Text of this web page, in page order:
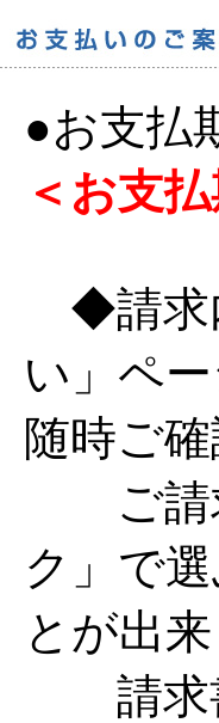
●お支払
＜お支
◆請求
い」ペー
随時ご確
ご請求
ク」で
とが出来
請求書